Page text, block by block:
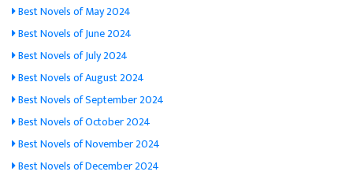
Best Novels of May 2024
Best Novels of June 2024
Best Novels of July 2024
Best Novels of August 2024
Best Novels of September 2024
Best Novels of October 2024
Best Novels of November 2024
Best Novels of December 2024